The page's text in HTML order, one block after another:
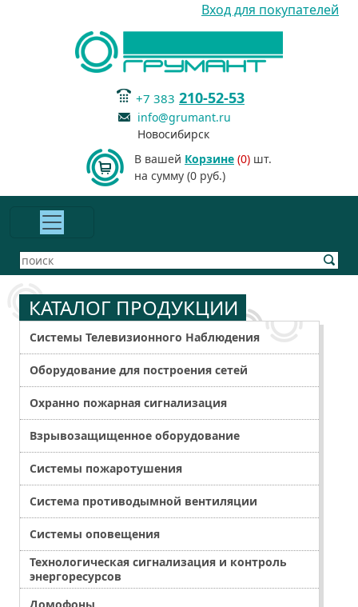
Вход для покупателей
+7 383 210-52-53
info@grumant.ru
Новосибирск
В вашей Корзине (0) шт.
на сумму (0 руб.)
КАТАЛОГ ПРОДУКЦИИ
Системы Телевизионного Наблюдения
Оборудование для построения сетей
Охранно пожарная сигнализация
Взрывозащищенное оборудование
Системы пожаротушения
Система противодымной вентиляции
Системы оповещения
Технологическая сигнализация и контроль
энергоресурсов